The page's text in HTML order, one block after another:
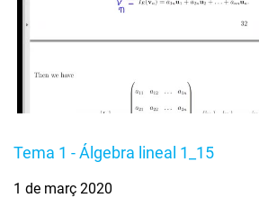
Tema 1 - Álgebra lineal 1_15
1 de març 2020